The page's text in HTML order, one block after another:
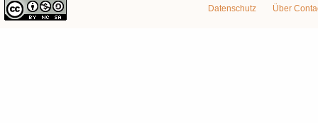
Datenschutz Über